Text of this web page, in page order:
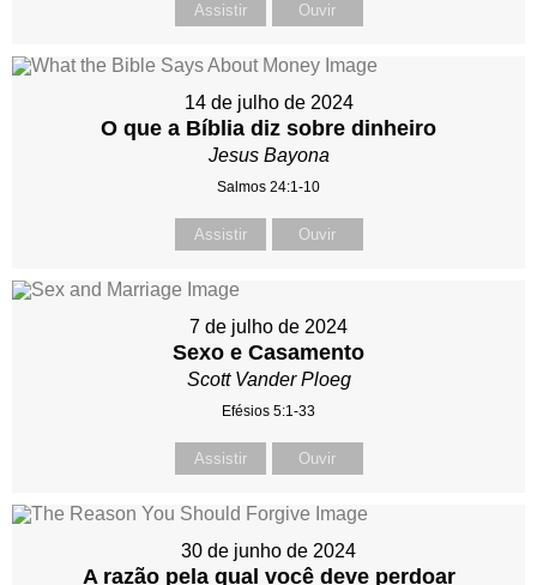
Assistir Ouvir
14 de julho de 2024
O que a Bíblia diz sobre dinheiro
Jesus Bayona
Salmos 24:1-10
Assistir Ouvir
7 de julho de 2024
Sexo e Casamento
Scott Vander Ploeg
Efésios 5:1-33
Assistir Ouvir
30 de junho de 2024
A razão pela qual você deve perdoar